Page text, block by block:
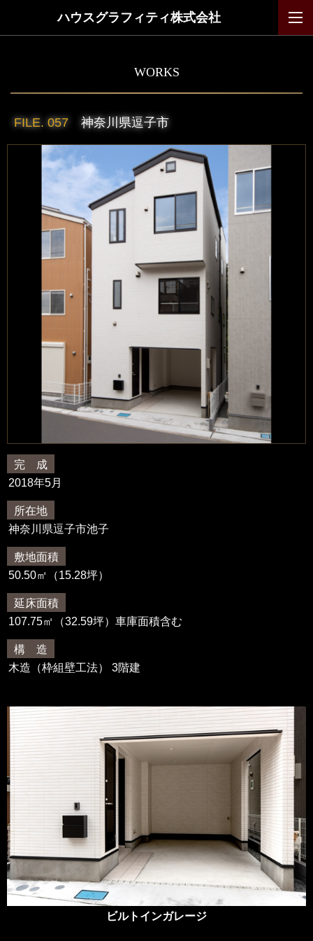
ハウスグラフィティ株式会社
WORKS
FILE. 057 神奈川県逗子市
完 成
2018年5月
所在地
神奈川県逗子市池子
敷地面積
50.50㎡（15.28坪）
延床面積
107.75㎡（32.59坪）車庫面積含む
構 造
木造（枠組壁工法） 3階建
ビルトインガレージ